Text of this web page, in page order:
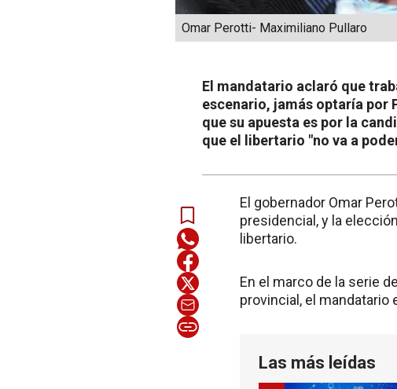
Omar Perotti- Maximiliano Pullaro
El mandatario aclaró que
escenario, jamás optaría por
que su apuesta es por la
que el libertario "no va a
El gobernador Omar
presidencial, y la
libertario.
En el marco de la serie
provincial, el mandatario
Las más leídas